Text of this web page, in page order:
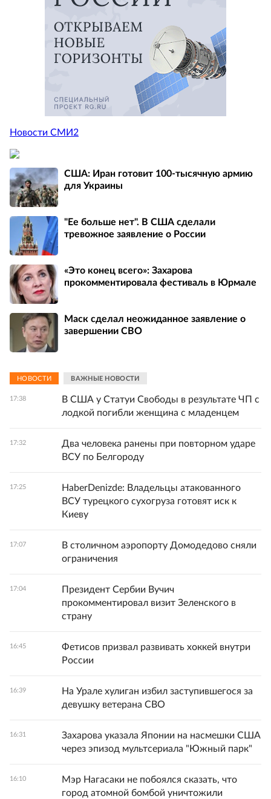
Новости СМИ2
США: Иран готовит 100-тысячную армию
для Украины
"Ее больше нет". В США сделали
тревожное заявление о России
«Это конец всего»: Захарова
прокомментировала фестиваль в Юрмале
Маск сделал неожиданное заявление о
завершении СВО
НОВОСТИ ВАЖНЫЕ НОВОСТИ
17:38
В США у Статуи Свободы в результате ЧП с
лодкой погибли женщина с младенцем
17:32
Два человека ранены при повторном ударе
ВСУ по Белгороду
17:25
HaberDenizde: Владельцы атакованного
ВСУ турецкого сухогруза готовят иск к
Киеву
17:07
В столичном аэропорту Домодедово сняли
ограничения
17:04
Президент Сербии Вучич
прокомментировал визит Зеленского в
страну
16:45
Фетисов призвал развивать хоккей внутри
России
16:39
На Урале хулиган избил заступившегося за
девушку ветерана СВО
16:31
Захарова указала Японии на насмешки США
через эпизод мультсериала "Южный парк"
16:10
Мэр Нагасаки не побоялся сказать, что
город атомной бомбой уничтожили